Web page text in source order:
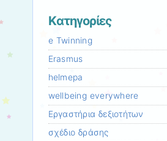
Kατηγορίες
e Twinning
Erasmus
helmepa
wellbeing everywhere
Εργαστήρια δεξιοτήτων
σχέδιο δράσης